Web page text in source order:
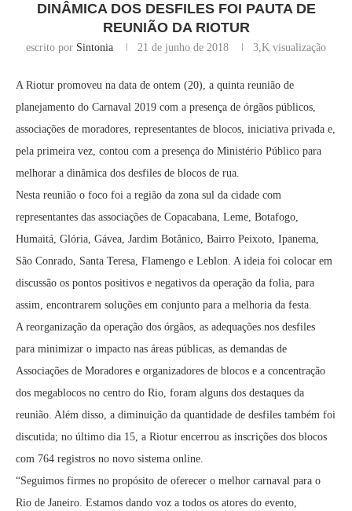
DINÂMICA DOS DESFILES FOI PAUTA DE
REUNIÃO DA RIOTUR
escrito por Sintonia 21 de junho de 2018 3,K visualização
A Riotur promoveu na data de ontem (20), a quinta reunião de
planejamento do Carnaval 2019 com a presença de órgãos públicos,
associações de moradores, representantes de blocos, iniciativa privada e,
pela primeira vez, contou com a presença do Ministério Público para
melhorar a dinâmica dos desfiles de blocos de rua.
Nesta reunião o foco foi a região da zona sul da cidade com
representantes das associações de Copacabana, Leme, Botafogo,
Humaitá, Glória, Gávea, Jardim Botânico, Bairro Peixoto, Ipanema,
São Conrado, Santa Teresa, Flamengo e Leblon. A ideia foi colocar em
discussão os pontos positivos e negativos da operação da folia, para
assim, encontrarem soluções em conjunto para a melhoria da festa.
A reorganização da operação dos órgãos, as adequações nos desfiles
para minimizar o impacto nas áreas públicas, as demandas de
Associações de Moradores e organizadores de blocos e a concentração
dos megablocos no centro do Rio, foram alguns dos destaques da
reunião. Além disso, a diminuição da quantidade de desfiles também foi
discutida; no último dia 15, a Riotur encerrou as inscrições dos blocos
com 764 registros no novo sistema online.
“Seguimos firmes no propósito de oferecer o melhor carnaval para o
Rio de Janeiro. Estamos dando voz a todos os atores do evento,